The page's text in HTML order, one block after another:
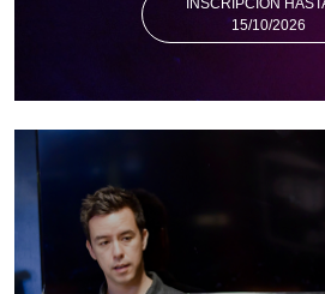
INSCRIPCIÓN
15/10/2026